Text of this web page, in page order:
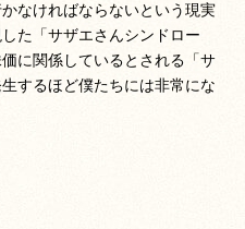
なければならないという現実
た「サザエさんシンドロー
に関係しているとされる「サ
するほど僕たちには非常にな